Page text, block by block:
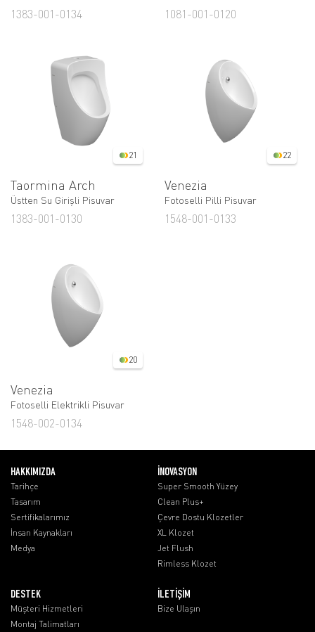
1383-001-0134 1081-001-0120
21
Taormina Arch
Üstten Su Girişli Pisuvar
1383-001-0130
22
Venezia
Fotoselli Pilli Pisuvar
1548-001-0133
20
Venezia
Fotoselli Elektrikli Pisuvar
1548-002-0134
HAKKIMIZDA
Tarihçe
Tasarım
Sertifikalarımız
İnsan Kaynakları
Medya
İNOVASYON
Super Smooth Yüzey
Clean Plus+
Çevre Dostu Klozetler
XL Klozet
Jet Flush
Rimless Klozet
DESTEK
Müşteri Hizmetleri
Montaj Talimatları
İLETİŞİM
Bize Ulaşın